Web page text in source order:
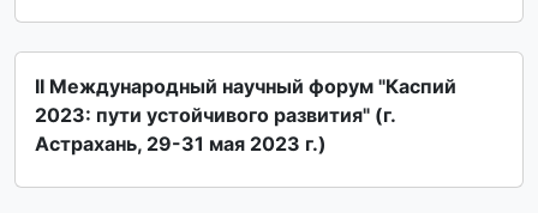
II Международный научный форум "Каспий
2023: пути устойчивого развития" (г.
Астрахань, 29-31 мая 2023 г.)